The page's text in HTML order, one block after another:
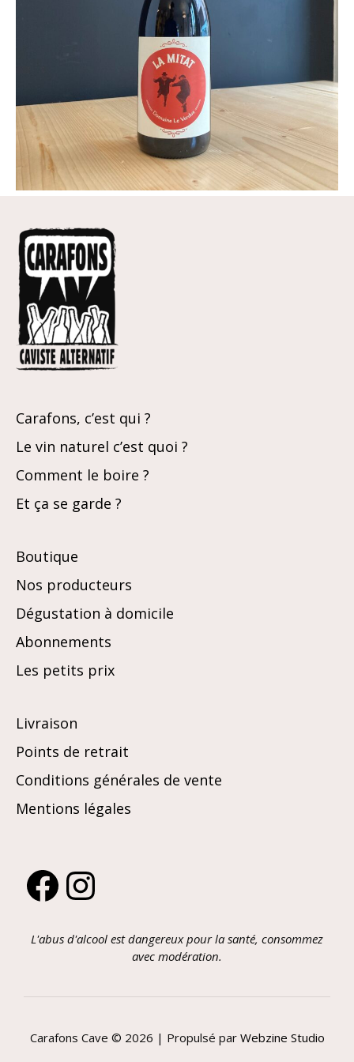
Carafons, c’est qui ?
Le vin naturel c’est quoi ?
Comment le boire ?
Et ça se garde ?
Boutique
Nos producteurs
Dégustation à domicile
Abonnements
Les petits prix
Livraison
Points de retrait
Conditions générales de vente
Mentions légales
FacebookInstagram
L'abus d'alcool est dangereux pour la santé, consommez
avec modération.
Carafons Cave © 2026 | Propulsé par Webzine Studio